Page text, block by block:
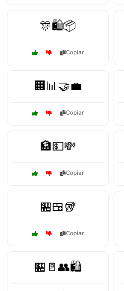
🎊🛍️📦
Copiar
🏢📊🤝💼
Copiar
🏦💵💸
Copiar
🏪🍱🥡
Copiar
🏪🚪👥🛍️